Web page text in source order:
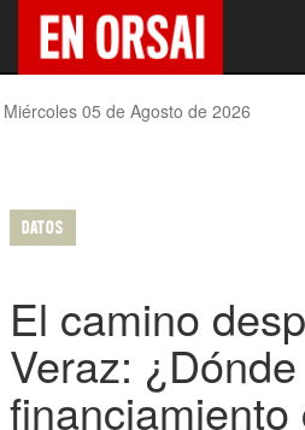
Miércoles 05 de Agosto de 2026
DATOS
El camino
Veraz: